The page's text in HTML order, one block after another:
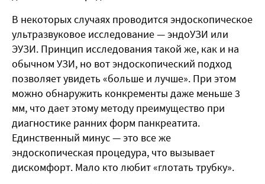
В некоторых случаях проводится эндоскопическое
ультразвуковое исследование — эндоУЗИ или
ЭУЗИ. Принцип исследования такой же, как и на
обычном УЗИ, но вот эндоскопический подход
позволяет увидеть «больше и лучше». При этом
можно обнаружить конкременты даже меньше 3
мм, что дает этому методу преимущество при
диагностике ранних форм панкреатита.
Единственный минус — это все же
эндоскопическая процедура, что вызывает
дискомфорт. Мало кто любит «глотать трубку».